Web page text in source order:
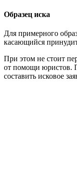
Образец иска
Для примерного
касающийся
При этом не стоит
от помощи юристов.
составить исковое